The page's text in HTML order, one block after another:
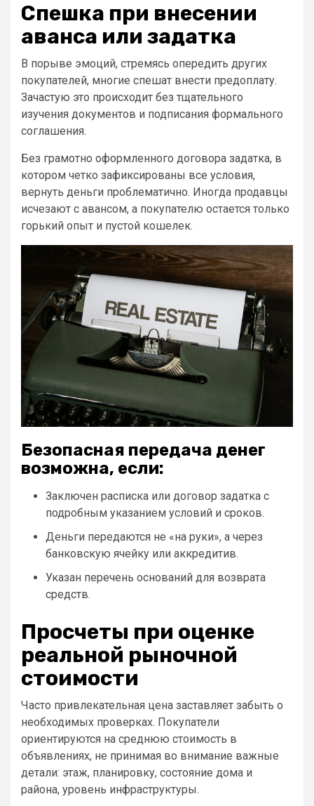
Спешка при внесении
аванса или задатка
В порыве эмоций, стремясь опередить других
покупателей, многие спешат внести предоплату.
Зачастую это происходит без тщательного
изучения документов и подписания формального
соглашения.
Без грамотно оформленного договора задатка, в
котором четко зафиксированы все условия,
вернуть деньги проблематично. Иногда продавцы
исчезают с авансом, а покупателю остается только
горький опыт и пустой кошелек.
Безопасная передача денег
возможна, если:
Заключен расписка или договор задатка с
подробным указанием условий и сроков.
Деньги передаются не «на руки», а через
банковскую ячейку или аккредитив.
Указан перечень оснований для возврата
средств.
Просчеты при оценке
реальной рыночной
стоимости
Часто привлекательная цена заставляет забыть о
необходимых проверках. Покупатели
ориентируются на среднюю стоимость в
объявлениях, не принимая во внимание важные
детали: этаж, планировку, состояние дома и
района, уровень инфраструктуры.